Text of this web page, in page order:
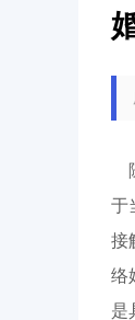
于
接
络
是